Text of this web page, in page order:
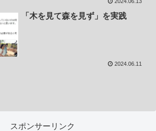
「木を見て森を見ず」を実践
2024.06.11
スポンサーリンク